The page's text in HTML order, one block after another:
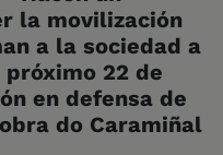
la movilización
a la sociedad a
22 de
en defensa de
do Caramiñal